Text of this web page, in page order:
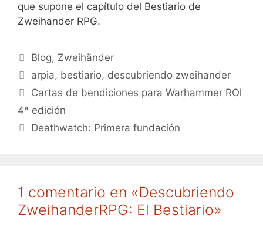
que supone el capítulo del Bestiario de
Zweihander RPG.
Categorías
Blog, Zweihänder
Etiquetas
arpia, bestiario, descubriendo zweihander
Cartas de bendiciones para Warhammer ROl
4ª edición
Deathwatch: Primera fundación
1 comentario en «Descubriendo
ZweihanderRPG: El Bestiario»